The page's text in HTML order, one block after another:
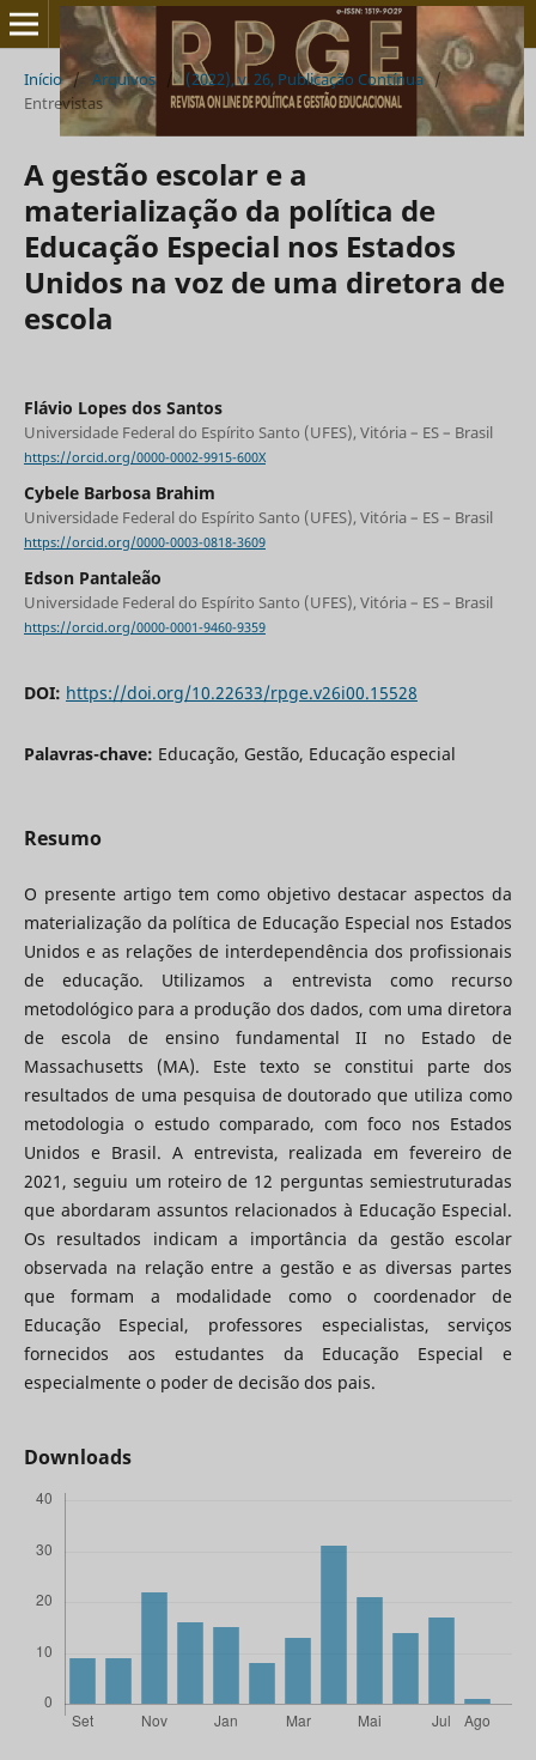
Início / Arquivos / (2022), v. 26, Publicação Contínua /
Entrevistas
A gestão escolar e a
materialização da política de
Educação Especial nos Estados
Unidos na voz de uma diretora de
escola
Flávio Lopes dos Santos
Universidade Federal do Espírito Santo (UFES), Vitória – ES – Brasil
https://orcid.org/0000-0002-9915-600X
Cybele Barbosa Brahim
Universidade Federal do Espírito Santo (UFES), Vitória – ES – Brasil
https://orcid.org/0000-0003-0818-3609
Edson Pantaleão
Universidade Federal do Espírito Santo (UFES), Vitória – ES – Brasil
https://orcid.org/0000-0001-9460-9359
DOI: https://doi.org/10.22633/rpge.v26i00.15528
Palavras-chave: Educação, Gestão, Educação especial
Resumo
O presente artigo tem como objetivo destacar aspectos da
materialização da política de Educação Especial nos Estados
Unidos e as relações de interdependência dos profissionais
de educação. Utilizamos a entrevista como recurso
metodológico para a produção dos dados, com uma diretora
de escola de ensino fundamental II no Estado de
Massachusetts (MA). Este texto se constitui parte dos
resultados de uma pesquisa de doutorado que utiliza como
metodologia o estudo comparado, com foco nos Estados
Unidos e Brasil. A entrevista, realizada em fevereiro de
2021, seguiu um roteiro de 12 perguntas semiestruturadas
que abordaram assuntos relacionados à Educação Especial.
Os resultados indicam a importância da gestão escolar
observada na relação entre a gestão e as diversas partes
que formam a modalidade como o coordenador de
Educação Especial, professores especialistas, serviços
fornecidos aos estudantes da Educação Especial e
especialmente o poder de decisão dos pais.
Downloads